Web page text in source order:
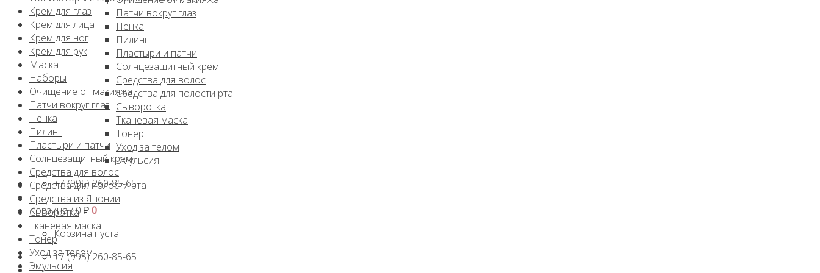
Патчи вокруг глаз
Пенка
Пилинг
Пластыри и патчи
Солнцезащитный крем
Средства для волос
Средства для полости рта
Сыворотка
Тканевая маска
Тонер
Уход за телом
Эмульсия
+7 (995) 260-85-65
Корзина /0 ₽0
Корзина пуста.
+7 (995) 260-85-65
Крем для глаз
Крем для лица
Крем для ног
Крем для рук
Маска
Наборы
Очищение от макияжа
Патчи вокруг глаз
Пенка
Пилинг
Пластыри и патчи
Солнцезащитный крем
Средства для волос
Средства для полости рта
Средства из Японии
Сыворотка
Тканевая маска
Тонер
Уход за телом
Эмульсия